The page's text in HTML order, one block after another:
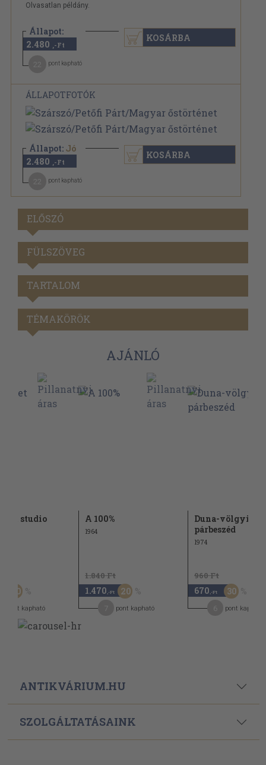
Olvasatlan példány.
Állapot:
Újszerű
2.480 ,-Ft
pont kapható
KOSÁRBA
ÁLLAPOTFOTÓK
Állapot: Jó
2.480 ,-Ft
pont kapható
KOSÁRBA
ELŐSZÓ
FÜLSZÖVEG
TARTALOM
TÉMAKÖRÖK
AJÁNLÓ
et studio
50
pont kapható
A 100%
1964
1.840 Ft
1.470 ,-Ft 20
pont kapható
Duna-völgyi
párbeszéd
1974
960 Ft
670 ,-Ft 30
pont kapható
ANTIKVÁRIUM.HU
SZOLGÁLTATÁSAINK